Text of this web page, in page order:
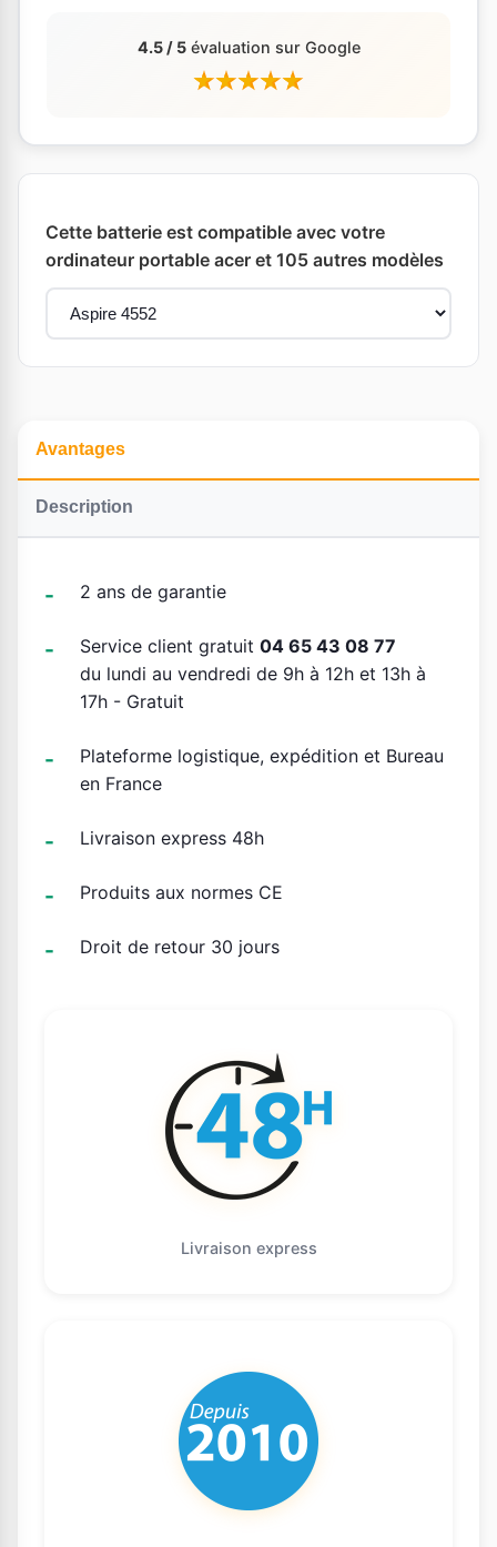
4.5 / 5évaluation sur Google
Cette batterie est compatible avec votre
ordinateur portable acer et 105 autres modèles
Avantages
Description
2 ans de garantie
Service client gratuit 04 65 43 08 77
du lundi au vendredi de 9h à 12h et 13h à
17h - Gratuit
Plateforme logistique, expédition et Bureau
en France
Livraison express 48h
Produits aux normes CE
Droit de retour 30 jours
Livraison express